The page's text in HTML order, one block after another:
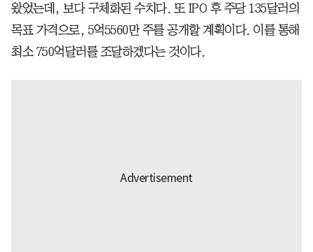
왔었는데, 보다 구체화된 수치다. 또 IPO 후 주당 135달러의
목표 가격으로, 5억5560만 주를 공개할 계획이다. 이를 통해
최소 750억달러를 조달하겠다는 것이다.